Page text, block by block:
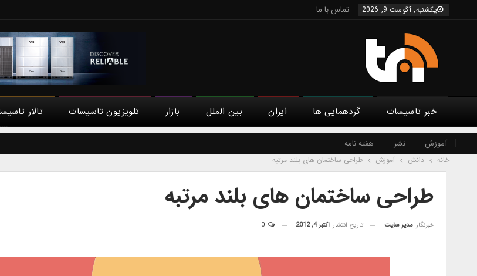
یکشنبه, آگوست 9, 2026 تماس با ما
خبر تاسیسات گردهمایی ها ایران بین الملل بازار تلویزیون تاسیسات تالار
آموزش نشر هفته نامه
خانه دانش آموزش طراحی ساختمان های بلند مرتبه
طراحی ساختمان های بلند مرتبه
خبرنگار مدیر سایت تاریخ انتشار اکتبر 4, 2012